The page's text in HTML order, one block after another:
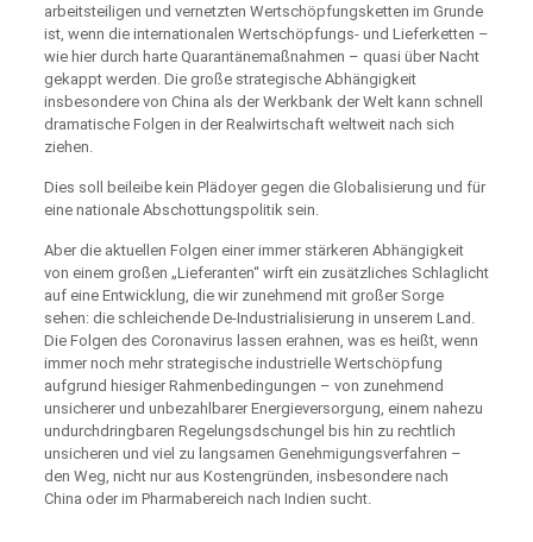
arbeitsteiligen und vernetzten Wertschöpfungsketten im Grunde
ist, wenn die internationalen Wertschöpfungs- und Lieferketten –
wie hier durch harte Quarantänemaßnahmen – quasi über Nacht
gekappt werden. Die große strategische Abhängigkeit
insbesondere von China als der Werkbank der Welt kann schnell
dramatische Folgen in der Realwirtschaft weltweit nach sich
ziehen.
Dies soll beileibe kein Plädoyer gegen die Globalisierung und für
eine nationale Abschottungspolitik sein.
Aber die aktuellen Folgen einer immer stärkeren Abhängigkeit
von einem großen „Lieferanten“ wirft ein zusätzliches Schlaglicht
auf eine Entwicklung, die wir zunehmend mit großer Sorge
sehen: die schleichende De-Industrialisierung in unserem Land.
Die Folgen des Coronavirus lassen erahnen, was es heißt, wenn
immer noch mehr strategische industrielle Wertschöpfung
aufgrund hiesiger Rahmenbedingungen – von zunehmend
unsicherer und unbezahlbarer Energieversorgung, einem nahezu
undurchdringbaren Regelungsdschungel bis hin zu rechtlich
unsicheren und viel zu langsamen Genehmigungsverfahren –
den Weg, nicht nur aus Kostengründen, insbesondere nach
China oder im Pharmabereich nach Indien sucht.